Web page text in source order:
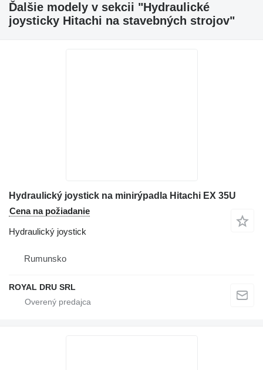
Ďalšie modely v sekcii "Hydraulické
joysticky Hitachi na stavebných strojov"
Hydraulický joystick na minirýpadla Hitachi EX 35U
Cena na požiadanie
Hydraulický joystick
Rumunsko
ROYAL DRU SRL